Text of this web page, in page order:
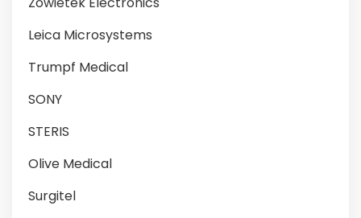
Leica Microsystems
Trumpf Medical
SONY
STERIS
Olive Medical
Surgitel